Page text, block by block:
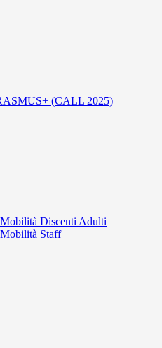
(CALL 2025)
Discenti Adulti
Staff